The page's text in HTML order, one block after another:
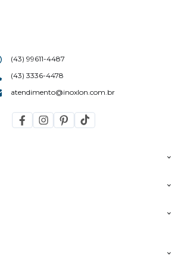
(43) 99611-4487
(43) 3336-4478
atendimento@inoxlon.com.br